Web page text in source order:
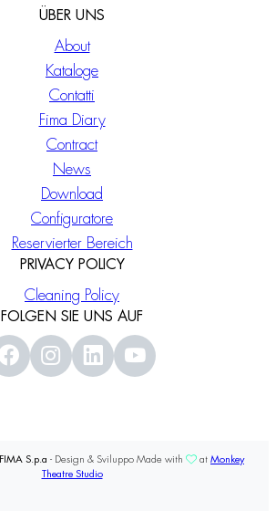
ÜBER UNS
About
Kataloge
Contatti
Fima Diary
Contract
News
Download
Configuratore
Reservierter Bereich
PRIVACY POLICY
Cleaning Policy
FOLGEN SIE UNS AUF
FIMA S.p.a - Design & Sviluppo Made with at Monkey
Theatre Studio